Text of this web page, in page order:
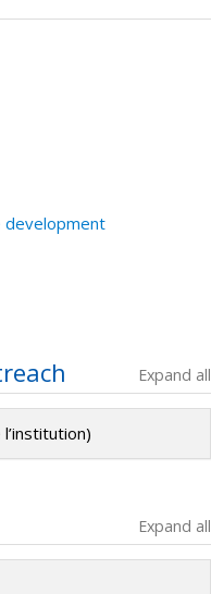
development
Expand all
Expand all